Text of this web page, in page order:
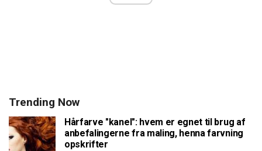
Trending Now
Hårfarve "kanel": hvem er egnet til brug af
anbefalingerne fra maling, henna farvning
opskrifter